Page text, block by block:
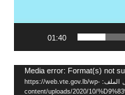
01:40
Media error: Format(s) not
تحميل الملف: https://web.vte.gov.lb/wp-
content/uploads/2020/10/